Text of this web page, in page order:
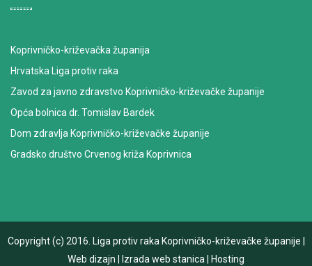
Koprivničko-križevačka županija
Hrvatska Liga protiv raka
Zavod za javno zdravstvo Koprivničko-križevačke županije
Opća bolnica dr. Tomislav Bardek
Dom zdravlja Koprivničko-križevačke županije
Gradsko društvo Crvenog križa Koprivnica
Copyright (c) 2016. Liga protiv raka Koprivničko-križevačke županije
Web dizajn
Izrada web stanica Hosting